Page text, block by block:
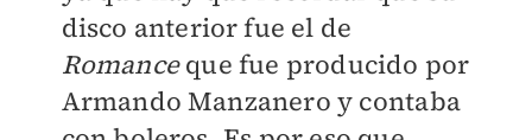
disco anterior fue el de
Romanceque fue producido por
Armando Manzanero y contaba